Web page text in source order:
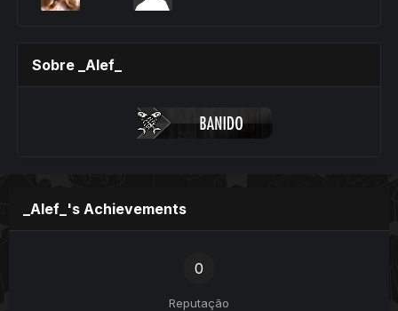
Sobre _Alef_
_Alef_'s Achievements
0
Reputação